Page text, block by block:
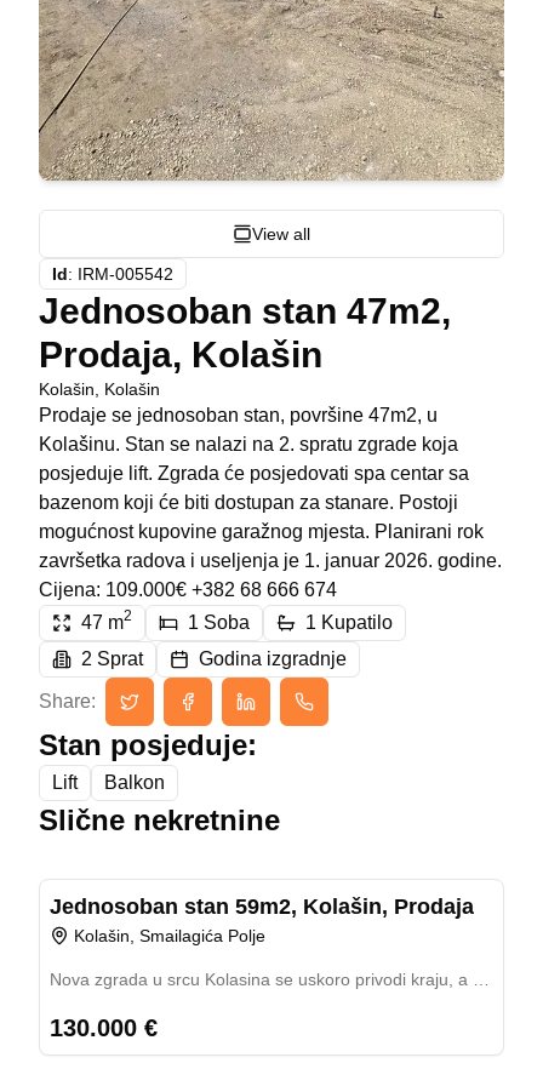
View all
Id: IRM-005542
Jednosoban stan 47m2,
Prodaja, Kolašin
Kolašin Kolašin
Prodaje se jednosoban stan, površine 47m2, u
Kolašinu. Stan se nalazi na 2. spratu zgrade koja
posjeduje lift. Zgrada će posjedovati spa centar sa
bazenom koji će biti dostupan za stanare. Postoji
mogućnost kupovine garažnog mjesta. Planirani rok
završetka radova i useljenja je 1. januar 2026. godine.
Cijena: 109.000€ +382 68 666 674
47 m2 1 Soba 1 Kupatilo
2 Sprat Godina izgradnje
Share:
Stan posjeduje:
Lift Balkon
Slične nekretnine
Next slide
Prodaja u izgradnji 59.00 m²
Jednosoban stan 59m2, Kolašin, Prodaja
Kolašin, Smailagića Polje
Nova zgrada u srcu Kolasina se uskoro privodi kraju, a mi
i smješten na poslednjem spratu (V) ove moderne
zgrade. Stan je površine 59 kvadrata, odiše toplinom i
130.000 €